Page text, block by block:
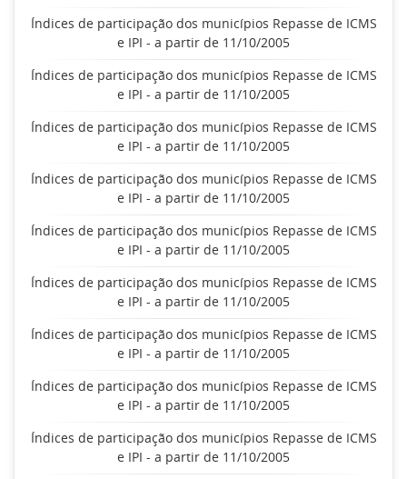
Índices de participação dos municípios Repasse de ICMS
e IPI - a partir de 11/10/2005
Índices de participação dos municípios Repasse de ICMS
e IPI - a partir de 11/10/2005
Índices de participação dos municípios Repasse de ICMS
e IPI - a partir de 11/10/2005
Índices de participação dos municípios Repasse de ICMS
e IPI - a partir de 11/10/2005
Índices de participação dos municípios Repasse de ICMS
e IPI - a partir de 11/10/2005
Índices de participação dos municípios Repasse de ICMS
e IPI - a partir de 11/10/2005
Índices de participação dos municípios Repasse de ICMS
e IPI - a partir de 11/10/2005
Índices de participação dos municípios Repasse de ICMS
e IPI - a partir de 11/10/2005
Índices de participação dos municípios Repasse de ICMS
e IPI - a partir de 11/10/2005